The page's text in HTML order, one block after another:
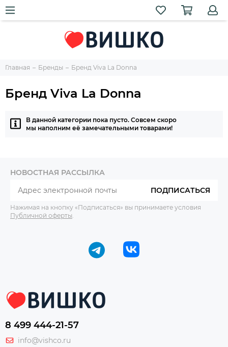
Главная Бренды Бренд Viva La Donna
Бренд Viva La Donna
В данной категории пока пусто. Совсем скоро
мы наполним её замечательными товарами!
НОВОСТНАЯ РАССЫЛКА
ПОДПИСАТЬСЯ
Нажимая на кнопку «Подписаться» вы принимаете условия
Публичной оферты
8 499 444-21-57
info@vishco.ru